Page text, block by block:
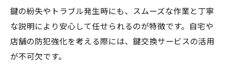
鍵の紛失やトラブル発生時にも、スムーズな作業と丁寧
な説明により安心して任せられるのが特徴です。自宅や
店舗の防犯強化を考える際には、鍵交換サービスの活用
が不可欠です。